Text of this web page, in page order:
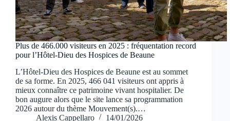
Plus de 466.000 visiteurs en 2025 : fréquentation record
pour l’Hôtel-Dieu des Hospices de Beaune
L’Hôtel-Dieu des Hospices de Beaune est au sommet
de sa forme. En 2025, 466 041 visiteurs ont appris à
mieux connaître ce patrimoine vivant hospitalier. De
bon augure alors que le site lance sa programmation
2026 autour du thème Mouvement(s).…
Alexis Cappellaro
14/01/2026